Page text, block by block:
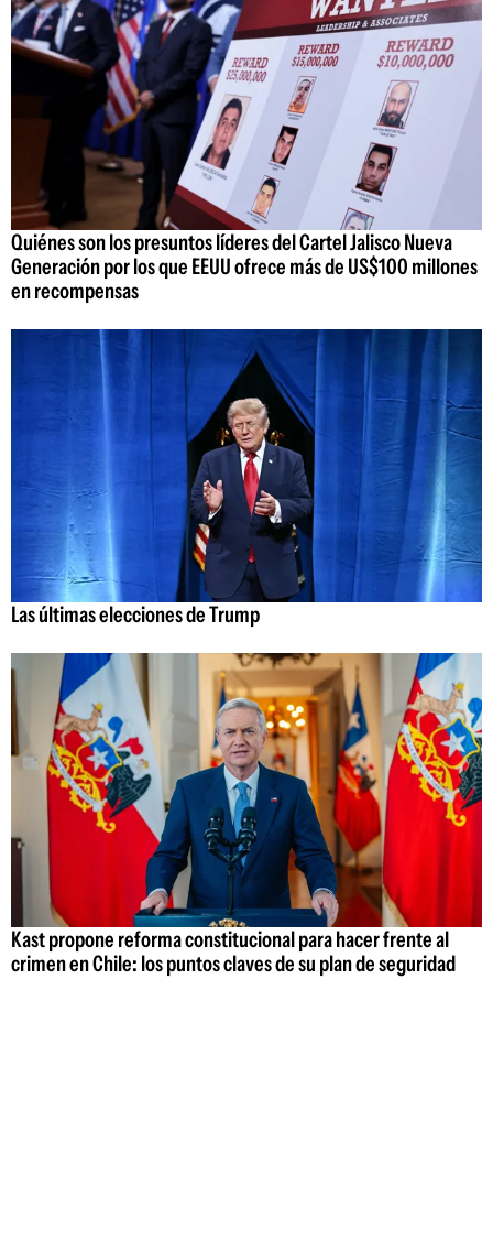
Quiénes son los presuntos líderes del Cartel Jalisco Nueva
Generación por los que EEUU ofrece más de US$100 millones
en recompensas
Las últimas elecciones de Trump
Kast propone reforma constitucional para hacer frente al
crimen en Chile: los puntos claves de su plan de seguridad